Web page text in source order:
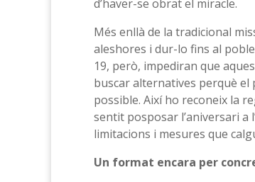
d’haver-se obrat el miracle.
Més enllà de la tradicional
aleshores i dur-lo fins al
19, però, impediran que
buscar alternatives perquè
possible. Així ho reconeix la
sentit posposar l’aniversari a
limitacions i mesures que
Un format encara per